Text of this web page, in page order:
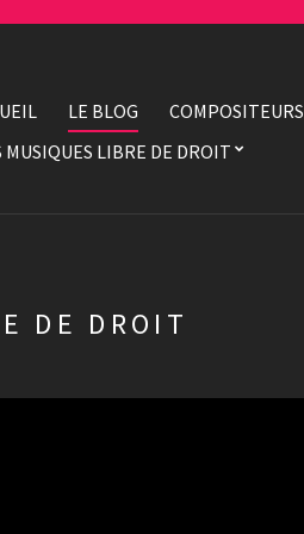
LE BLOG COMPOSITEURS
MUSIQUES LIBRE DE DROIT
DE DROIT